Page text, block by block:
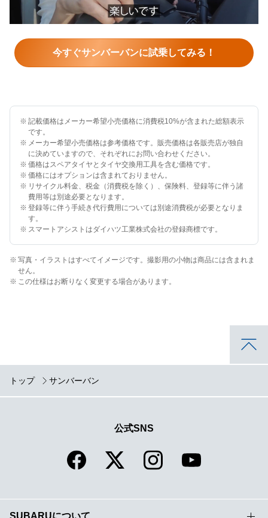
Video
今すぐサンバーバンに試乗してみる！
※ 記載価格はメーカー希望小売価格に消費税10%が含まれた総額表示
です。
※ メーカー希望小売価格は参考価格です。販売価格は各販売店が独自
に決めていますので、それぞれにお問い合わせください。
※ 価格はスペアタイヤとタイヤ交換用工具を含む価格です。
※ 価格にはオプションは含まれておりません。
※ リサイクル料金、税金（消費税を除く）、保険料、登録等に伴う諸
費用等は別途必要となります。
※ 登録等に伴う手続き代行費用については別途消費税が必要となりま
す。
※ スマートアシストはダイハツ工業株式会社の登録商標です。
※ 写真・イラストはすべてイメージです。撮影用の小物は商品には含まれま
せん。
※ この仕様はお断りなく変更する場合があります。
トップ サンバーバン
公式SNS
SUBARUについて